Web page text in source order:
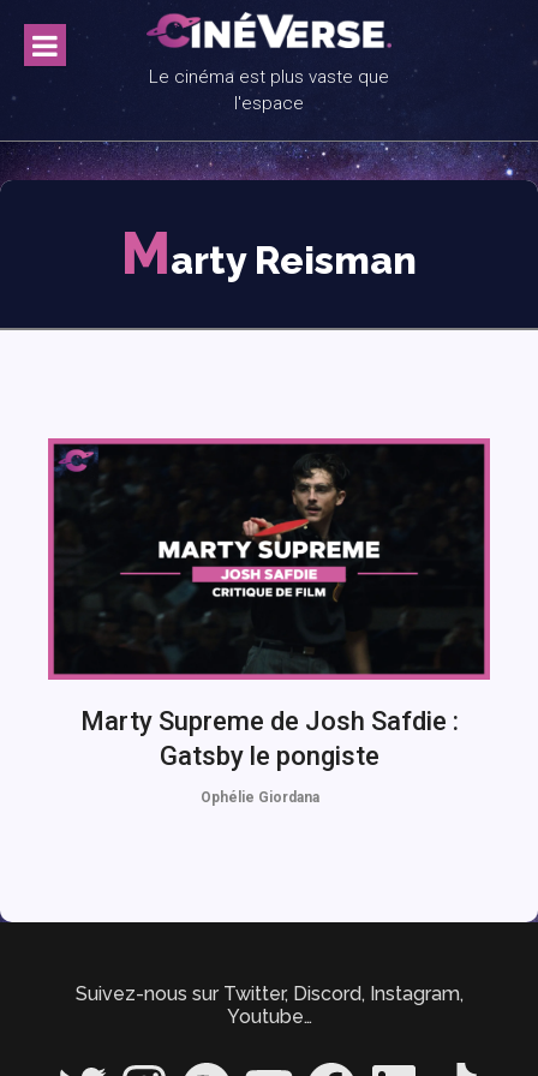
content
Le cinéma est plus vaste que
l'espace
Marty Reisman
Marty Supreme de Josh Safdie :
Gatsby le pongiste
Ophélie Giordana
Suivez-nous sur Twitter, Discord, Instagram,
Youtube…
Twitter InstagramSpotify YouTube FacebookLinkedIn TikTok